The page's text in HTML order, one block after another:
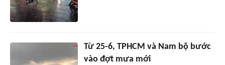
Từ 25-6, TPHCM và Nam bộ bước
vào đợt mưa mới